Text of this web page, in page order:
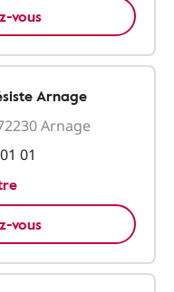
vous
Arnage
Arnage
01
vous